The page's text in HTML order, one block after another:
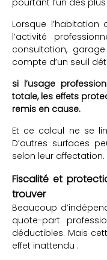
Lorsque
l’activité
consultation,
compte d’un seuil
si l’usage
totale, les effets
remis en cause.
Et ce calcul ne se
D’autres surfaces
selon leur affectation.
Fiscalité et
trouver
Beaucoup
quote-part
déductibles. Mais
effet inattendu :